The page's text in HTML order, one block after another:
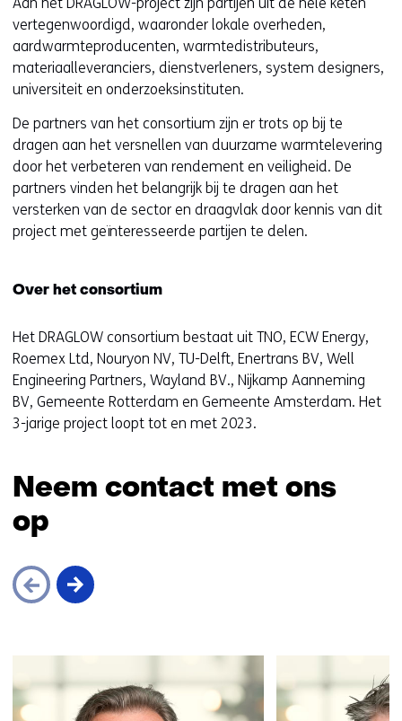
e
vertegenwoordigd, waaronder lokale overheden,
aardwarmteproducenten, warmtedistributeurs,
materiaalleveranciers, dienstverleners, system designers,
universiteit en onderzoeksinstituten.
De partners van het consortium zijn er trots op bij te
dragen aan het versnellen van duurzame warmtelevering
door het verbeteren van rendement en veiligheid. De
partners vinden het belangrijk bij te dragen aan het
versterken van de sector en draagvlak door kennis van dit
project met geïnteresseerde partijen te delen.
Over het consortium
Het DRAGLOW consortium bestaat uit TNO, ECW Energy,
Roemex Ltd, Nouryon NV, TU-Delft, Enertrans BV, Well
Engineering Partners, Wayland BV., Nijkamp Aanneming
BV, Gemeente Rotterdam en Gemeente Amsterdam. Het
3-jarige project loopt tot en met 2023.
Neem contact met ons
op
over
(Neem